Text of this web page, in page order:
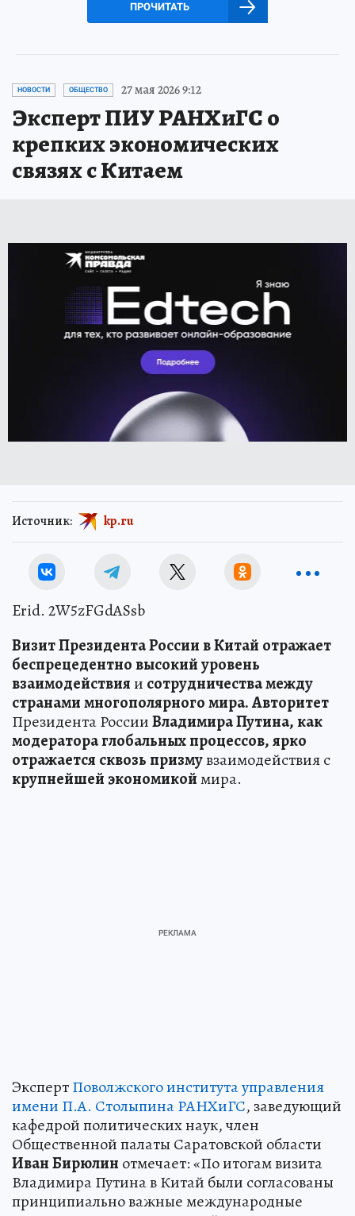
ПРОЧИТАТЬ
НОВОСТИ ОБЩЕСТВО 27 мая 2026 9:12
Эксперт ПИУ РАНХиГС о
крепких экономических
связях с Китаем
Источник: kp.ru
Erid. 2W5zFGdASsb
ВизитПрезидентаРоссиивКитай отражает
беспрецедентновысокийуровень
взаимодействияи сотрудничествамежду
странамимногополярногомира.Авторитет
Президента РоссииВладимираПутина,как
модератораглобальныхпроцессов,ярко
отражается сквозьпризмувзаимодействия с
крупнейшей экономикоймира.
ЭкспертПоволжского института управления
имени П.А. Столыпина РАНХиГС, заведующий
кафедрой политических наук, член
Общественной палаты Саратовской области
ИванБирюлин отмечает: «По итогам визита
Владимира Путина в Китай были согласованы
принципиально важные международные